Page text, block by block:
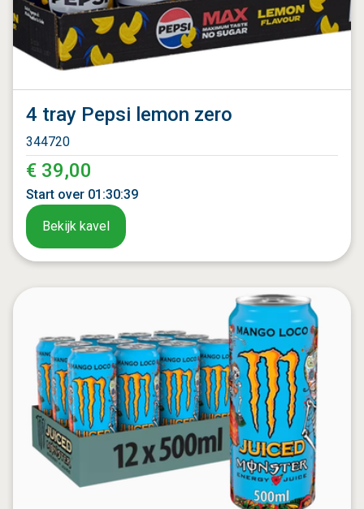
4 tray Pepsi lemon zero
344720
€ 39,00
Start over 01 :30:37
Bekijk kavel